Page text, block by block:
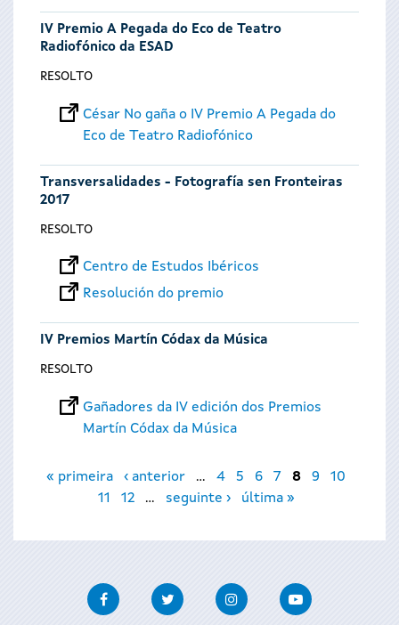
IV Premio A Pegada do Eco de Teatro
Radiofónico da ESAD
RESOLTO
César No gaña o IV Premio A Pegada do
Eco de Teatro Radiofónico
Transversalidades - Fotografía sen Fronteiras
2017
RESOLTO
Centro de Estudos Ibéricos
Resolución do premio
IV Premios Martín Códax da Música
RESOLTO
Gañadores da IV edición dos Premios
Martín Códax da Música
Páxinas
« primeira ‹ anterior … 4 5 6 7 8 9
10
11
12 … seguinte › última »
FacebookTwitter InstagramYoutube